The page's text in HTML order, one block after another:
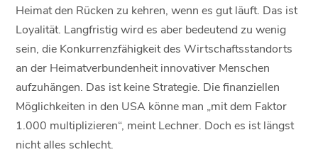
Heimat den Rücken zu kehren, wenn es gut läuft. Das ist
Loyalität. Langfristig wird es aber bedeutend zu wenig
sein, die Konkurrenzfähigkeit des Wirtschaftsstandorts
an der Heimatverbundenheit innovativer Menschen
aufzuhängen. Das ist keine Strategie. Die finanziellen
Möglichkeiten in den USA könne man „mit dem Faktor
1.000 multiplizieren“, meint Lechner. Doch es ist längst
nicht alles schlecht.